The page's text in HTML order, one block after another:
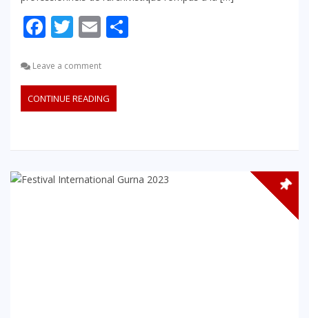
Facebook
Twitter
Email
Leave a comment
CONTINUE READING